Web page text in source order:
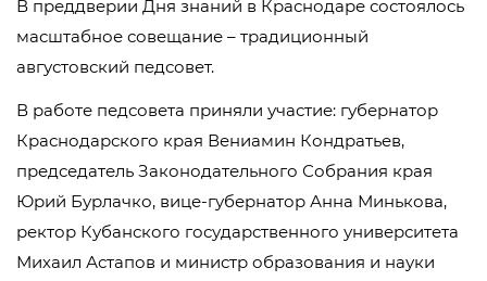
В преддверии Дня знаний в Краснодаре состоялось
масштабное совещание – традиционный
августовский педсовет.
В работе педсовета приняли участие: губернатор
Краснодарского края Вениамин Кондратьев,
председатель Законодательного Собрания края
Юрий Бурлачко, вице-губернатор Анна Минькова,
ректор Кубанского государственного университета
Михаил Астапов и министр образования и науки